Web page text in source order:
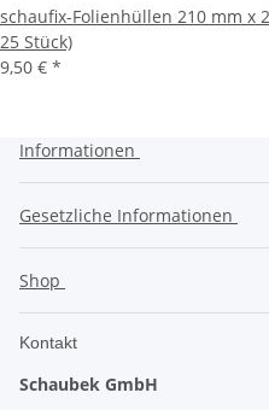
schaufix-Folienhüllen 210 mm x
25 Stück)
9,50 € *
Informationen
Gesetzliche Informationen
Shop
Kontakt
Schaubek GmbH